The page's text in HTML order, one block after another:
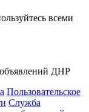
всеми
ДНР
Пользовательское
Служба